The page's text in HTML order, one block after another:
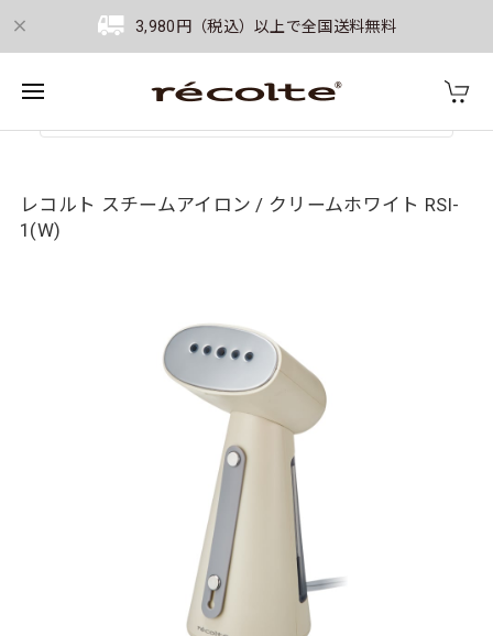
3,980円（税込）以上で全国送料無料
レコルト スチームアイロン / クリームホワイト RSI-
1(W)